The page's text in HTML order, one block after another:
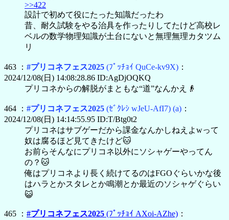
>>422
設計で初めて役にたった知識だったわ
昔、耐久試験をやる治具を作ったりしてたけど高校レ
ベルの数学物理知識が土台にないと無理無理カタツム
リ
463 ： #プリコネフェス2025 (ﾌﾟｯﾁｮｲ QuCe-kv9X) ：
2024/12/08(日) 14:08:28.86 ID:AgDjOQKQ
プリコネからの解脱がまともな“道”なんかえ👴
464 ： #プリコネフェス2025 (ｾﾞｸﾚｼ wJeU-AfI7) (a) ：
2024/12/08(日) 14:14:55.95 ID:T/Btg0t2
プリコネはサブゲーだから課金なんかしねえよwって
奴は腐るほど見てきたけど🐱
お前らそんなにプリコネ以外にソシャゲーやってん
の？🐱
俺はプリコネより長く続けてるのはFGOぐらいかな後
はハラとかスタレとか鳴潮とか最近のソシャゲぐらい
😺
465 ： #プリコネフェス2025 (ﾌﾟｯﾁｮｲ AXoi-AZhe) ：